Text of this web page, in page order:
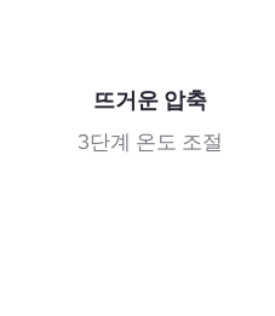
뜨거운 압축
3단계 온도 조절